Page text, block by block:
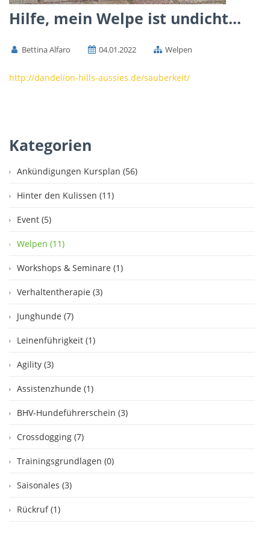
Hilfe, mein Welpe ist undicht...
Bettina Alfaro 04.01.2022 Welpen
http://dandelion-hills-aussies.de/sauberkeit/
Kategorien
Ankündigungen Kursplan (56)
Hinter den Kulissen (11)
Event (5)
Welpen (11)
Workshops & Seminare (1)
Verhaltentherapie (3)
Junghunde (7)
Leinenführigkeit (1)
Agility (3)
Assistenzhunde (1)
BHV-Hundeführerschein (3)
Crossdogging (7)
Trainingsgrundlagen (0)
Saisonales (3)
Rückruf (1)